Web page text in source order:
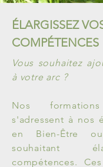
ÉLARGISSEZ
COMPÉTENCES
Vous souhaitez
à votre arc?
Nos
s'adressent à nos
en Bien-Être
souhaitant
compétences.